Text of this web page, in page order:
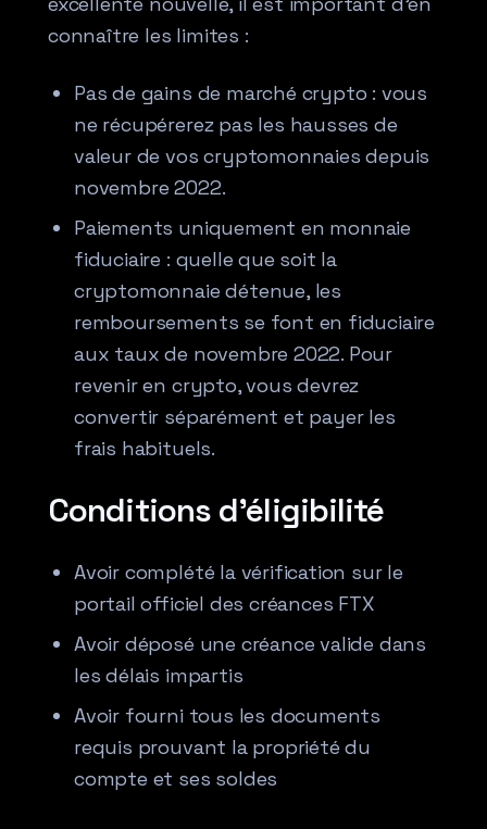
connaître les limites :
Pas de gains de marché crypto : vous
ne récupérerez pas les hausses de
valeur de vos cryptomonnaies depuis
novembre 2022.
Paiements uniquement en monnaie
fiduciaire : quelle que soit la
cryptomonnaie détenue, les
remboursements se font en fiduciaire
aux taux de novembre 2022. Pour
revenir en crypto, vous devrez
convertir séparément et payer les
frais habituels.
Conditions d’éligibilité
Avoir complété la vérification sur le
portail officiel des créances FTX
Avoir déposé une créance valide dans
les délais impartis
Avoir fourni tous les documents
requis prouvant la propriété du
compte et ses soldes